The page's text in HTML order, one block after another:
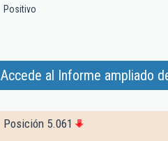
Positivo
Accede al Informe ampliado
Posición 5.061